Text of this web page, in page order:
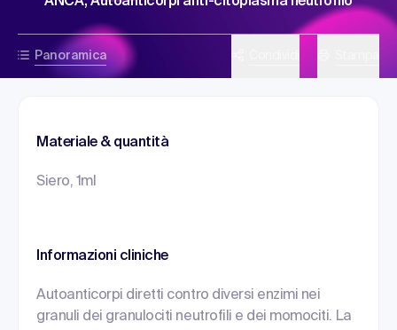
Panoramica
Materiale & quantità
Siero, 1ml
Informazioni cliniche
Autoanticorpi diretti contro diversi enzimi nei
granuli dei granulociti neutrofili e dei momociti. La